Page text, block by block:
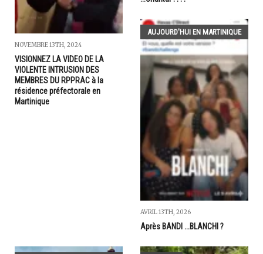
NOVEMBRE 13TH, 2024
VISIONNEZ LA VIDEO DE LA
VIOLENTE INTRUSION DES
MEMBRES DU RPPRAC à la
résidence préfectorale en
Martinique
AUJOURD'HUI EN MARTINIQUE
AVRIL 13TH, 2026
Après BANDI ...BLANCHI ?